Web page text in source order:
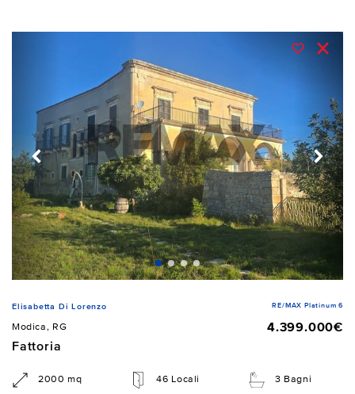
Elisabetta Di Lorenzo RE/MAX Platinum 6
Modica, RG
4.399.000€
Fattoria
2000 mq 46 Locali 3 Bagni